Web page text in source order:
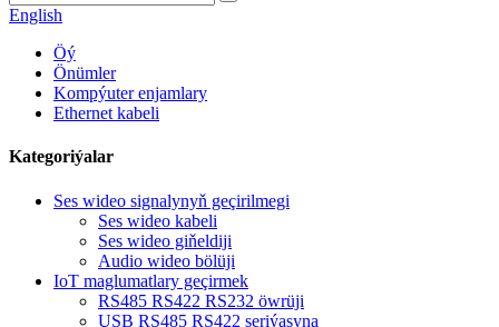
English
Öý
Önümler
Kompýuter enjamlary
Ethernet kabeli
Kategoriýalar
Ses wideo signalynyň geçirilmegi
Ses wideo kabeli
Ses wideo giňeldiji
Audio wideo bölüji
IoT maglumatlary geçirmek
RS485 RS422 RS232 öwrüji
USB RS485 RS422 seriýasyna